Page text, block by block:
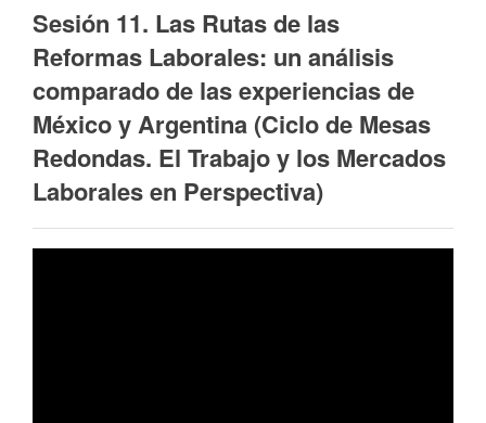
Sesión 11. Las Rutas de las
Reformas Laborales: un análisis
comparado de las experiencias de
México y Argentina (Ciclo de Mesas
Redondas. El Trabajo y los Mercados
Laborales en Perspectiva)